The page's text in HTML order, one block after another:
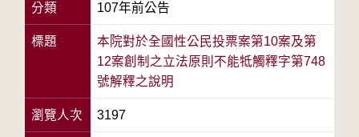
分類 107年前公告
標題
本院對於全國性公民投票案第10案及第
12案創制之立法原則不能牴觸釋字第748
號解釋之說明
瀏覽人次 3197